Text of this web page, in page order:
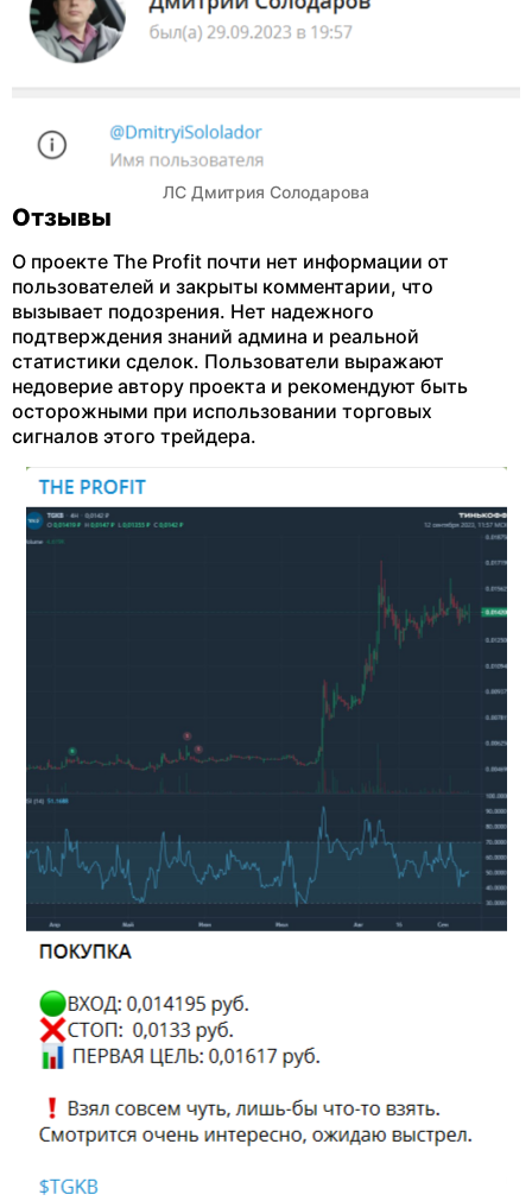
ЛС Дмитрия Солодарова
Отзывы
О проекте The Profit почти нет информации от
пользователей и закрыты комментарии, что
вызывает подозрения. Нет надежного
подтверждения знаний админа и реальной
статистики сделок. Пользователи выражают
недоверие автору проекта и рекомендуют быть
осторожными при использовании торговых
сигналов этого трейдера.